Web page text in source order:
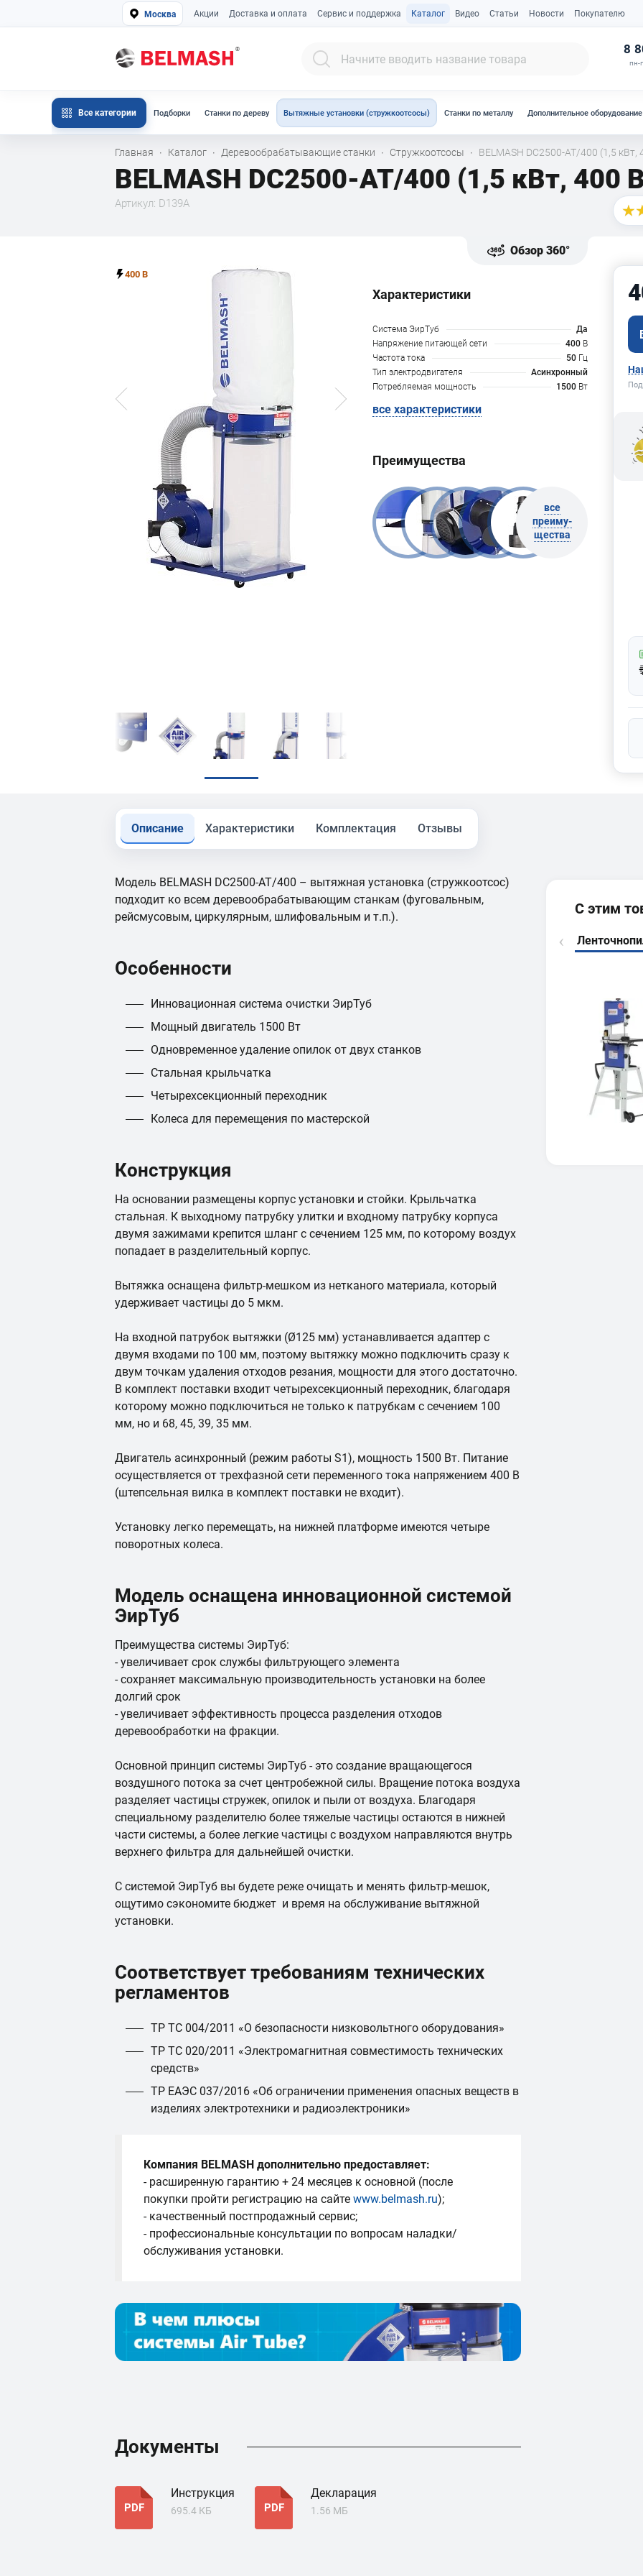
Москва Акции Доставка и оплата Сервис и поддержка Каталог Видео Статьи Новости Покупателю
8
пн-
Все категории Подборки Станки по дереву Вытяжные установки (стружкоотсосы) Станки по металлу Дополнительное оборудование
Главная · Каталог · Деревообрабатывающие станки · Стружкоотсосы · BELMASH DC2500-AT/400 (1,5 кВт,
BELMASH DC2500-AT/400 (1,5 кВт, 400
Артикул: D139A
Обзор 360°
400 В
Характеристики
Система ЭирТуб
Да
Напряжение питающей сети
400 В
Частота тока
50 Гц
Тип электродвигателя
Асинхронный
Потребляемая мощность
1500 Вт
все характеристики
Преимущества
все
преиму-
щества
Описание Характеристики Комплектация Отзывы
Модель BELMASH DC2500-AT/400 – вытяжная установка (стружкоотсос)
подходит ко всем деревообрабатывающим станкам (фуговальным,
рейсмусовым, циркулярным, шлифовальным и т.п.).
Особенности
Инновационная система очистки ЭирТуб
Мощный двигатель 1500 Вт
Одновременное удаление опилок от двух станков
Стальная крыльчатка
Четырехсекционный переходник
Колеса для перемещения по мастерской
Конструкция
На основании размещены корпус установки и стойки. Крыльчатка
стальная. К выходному патрубку улитки и входному патрубку корпуса
двумя зажимами крепится шланг с сечением 125 мм, по которому воздух
попадает в разделительный корпус.
Вытяжка оснащена фильтр-мешком из нетканого материала, который
удерживает частицы до 5 мкм.
На входной патрубок вытяжки (Ø125 мм) устанавливается адаптер с
двумя входами по 100 мм, поэтому вытяжку можно подключить сразу к
двум точкам удаления отходов резания, мощности для этого достаточно.
В комплект поставки входит четырехсекционный переходник, благодаря
которому можно подключиться не только к патрубкам с сечением 100
мм, но и 68, 45, 39, 35 мм.
Двигатель асинхронный (режим работы S1), мощность 1500 Вт. Питание
осуществляется от трехфазной сети переменного тока напряжением 400 В
(штепсельная вилка в комплект поставки не входит).
Установку легко перемещать, на нижней платформе имеются четыре
поворотных колеса.
Модель оснащена инновационной системой
ЭирТуб
Преимущества системы ЭирТуб:
- увеличивает срок службы фильтрующего элемента
- сохраняет максимальную производительность установки на более
долгий срок
- увеличивает эффективность процесса разделения отходов
деревообработки на фракции.
Основной принцип системы ЭирТуб - это создание вращающегося
воздушного потока за счет центробежной силы. Вращение потока воздуха
разделяет частицы стружек, опилок и пыли от воздуха. Благодаря
специальному разделителю более тяжелые частицы остаются в нижней
части системы, а более легкие частицы с воздухом направляются внутрь
верхнего фильтра для дальнейшей очистки.
С системой ЭирТуб вы будете реже очищать и менять фильтр-мешок,
ощутимо сэкономите бюджет и время на обслуживание вытяжной
установки.
Соответствует требованиям технических
регламентов
ТР ТС 004/2011 «О безопасности низковольтного оборудования»
ТР ТС 020/2011 «Электромагнитная совместимость технических
средств»
ТР ЕАЭС 037/2016 «Об ограничении применения опасных веществ в
изделиях электротехники и радиоэлектроники»
Компания BELMASH дополнительно предоставляет:
- расширенную гарантию + 24 месяцев к основной (после
покупки пройти регистрацию на сайте www.belmash.ru);
- качественный постпродажный сервис;
- профессиональные консультации по вопросам наладки/
обслуживания установки.
Документы
PDF
Инструкция
695.4 КБ PDF
Декларация
1.56 МБ
С этим